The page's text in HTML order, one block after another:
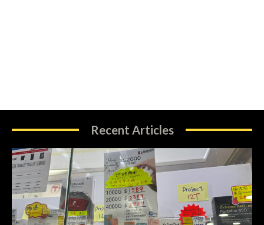
Recent Articles